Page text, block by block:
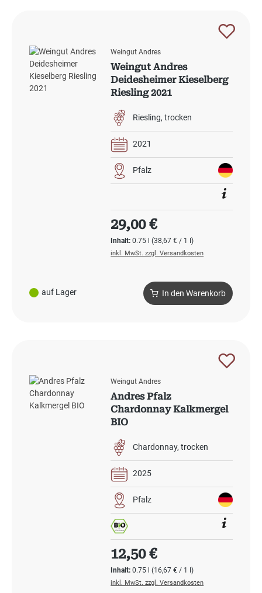
auf Lager
Weingut Andres
Weingut Andres
Deidesheimer Kieselberg
Riesling 2021
Riesling trocken
2021
Pfalz
Inhalt:0.75 l(38,67 € / 1 l)
Regulärer Preis:
29,00 €
inkl. MwSt. zzgl. Versandkosten
In den Warenkorb
Weingut Andres
Andres Pfalz
Chardonnay Kalkmergel
BIO
Chardonnay trocken
2025
Pfalz
Inhalt:0.75 l(16,67 € / 1 l)
Regulärer Preis:
12,50 €
inkl. MwSt. zzgl. Versandkosten